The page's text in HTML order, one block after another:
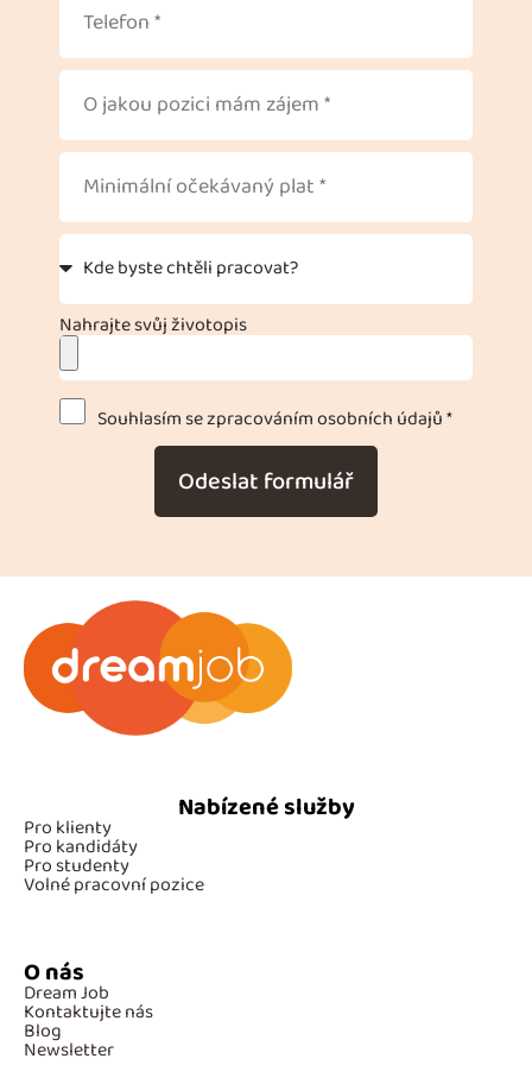
Nahrajte svůj životopis
Souhlasím se zpracováním osobních údajů *
Odeslat formulář
Nabízené služby
Pro klienty
Pro kandidáty
Pro studenty
Volné pracovní pozice
O nás
Dream Job
Kontaktujte nás
Blog
Newsletter